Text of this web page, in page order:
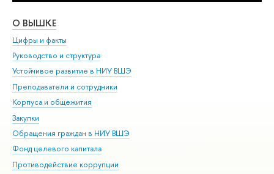
О ВЫШКЕ
Цифры и факты
Руководство и структура
Устойчивое развитие в НИУ ВШЭ
Преподаватели и сотрудники
Корпуса и общежития
Закупки
Обращения граждан в НИУ ВШЭ
Фонд целевого капитала
Противодействие коррупции